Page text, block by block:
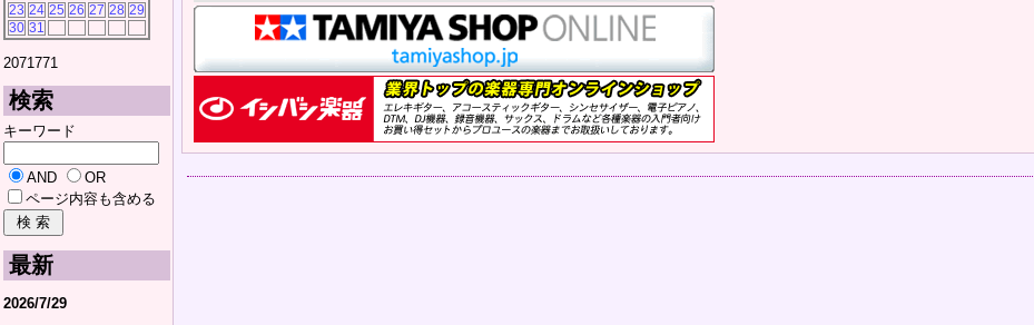
23 24 25 26 27 28 29
30 31
2071771
検索
キーワード
AND
OR
ページ内容も含める
最新
2026/7/29